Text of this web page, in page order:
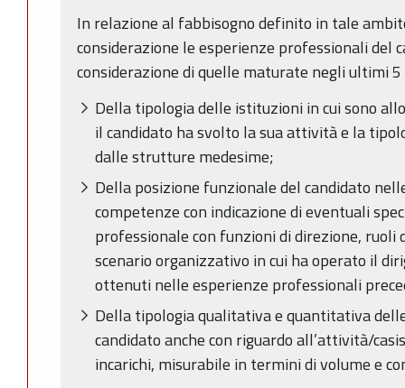
In relazione al fabbisogno definito in tale
considerazione le esperienze professionali del
considerazione di quelle maturate negli ultimi
Della tipologia delle istituzioni in cui sono
il candidato ha svolto la sua attività e la
dalle strutture medesime;
Della posizione funzionale del candidato
competenze con indicazione di eventuali
professionale con funzioni di direzione,
scenario organizzativo in cui ha operato il
ottenuti nelle esperienze professionali
Della tipologia qualitativa e quantitativa
candidato anche con riguardo all’attività/
incarichi, misurabile in termini di volume e